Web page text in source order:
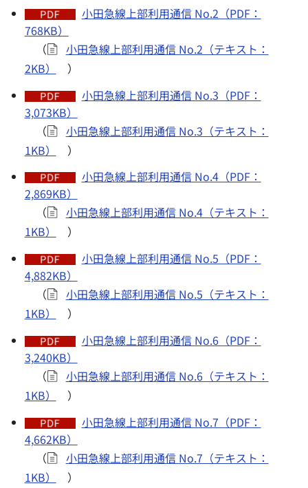
小田急線上部利用通信 No.2（PDF：
768KB）
（
小田急線上部利用通信 No.2（テキスト：
2KB）
）
小田急線上部利用通信 No.3（PDF：
3,073KB）
（
小田急線上部利用通信 No.3（テキスト：
1KB）
）
小田急線上部利用通信 No.4（PDF：
2,869KB）
（
小田急線上部利用通信 No.4（テキスト：
1KB）
）
小田急線上部利用通信 No.5（PDF：
4,882KB）
（
小田急線上部利用通信 No.5（テキスト：
1KB）
）
小田急線上部利用通信 No.6（PDF：
3,240KB）
（
小田急線上部利用通信 No.6（テキスト：
1KB）
）
小田急線上部利用通信 No.7（PDF：
4,662KB）
（
小田急線上部利用通信 No.7（テキスト：
1KB）
）